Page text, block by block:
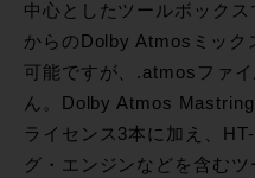
中心としたツールボック
からのDolby Atmosミック
可能ですが、.atmosファ
ん。Dolby Atmos
ライセンス3本に加え、
グ・エンジンなどを含む